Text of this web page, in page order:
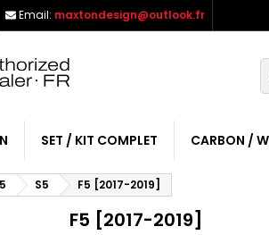
Email: maxtondesign@outlook.fr
SET / KIT COMPLET CARBON /
S5 F5 [2017-2019]
F5 [2017-2019]